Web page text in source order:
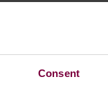
Consent